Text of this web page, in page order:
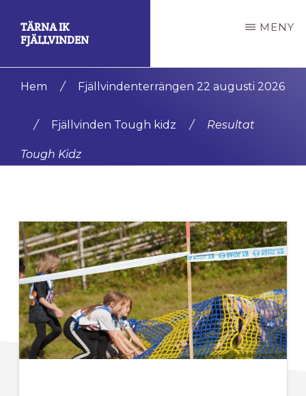
primära
TÄRNA IK
FJÄLLVINDEN
framgångsrika
världen.
MENY
Hem / Fjällvindenterrängen 22 augusti 2026
/ Fjällvinden Tough kidz / Resultat
Tough Kidz